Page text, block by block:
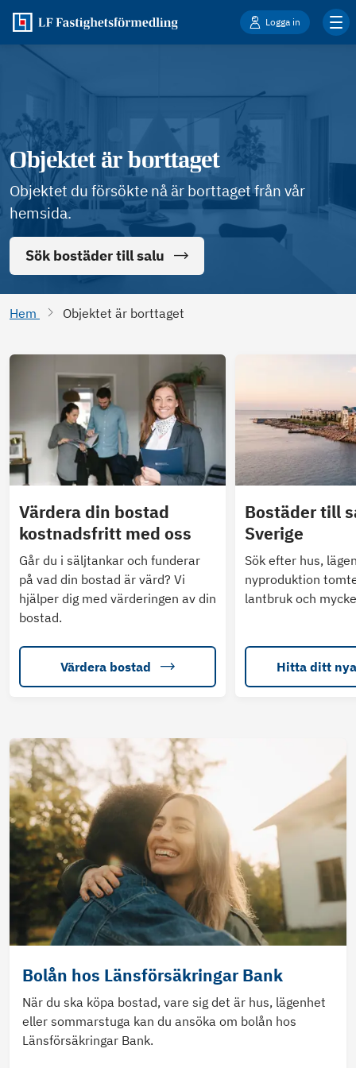
Logga in
Objektet är borttaget
Objektet du försökte nå är borttaget från vår
hemsida.
Sök bostäder till salu
Hem Objektet är borttaget
Värdera din bostad
kostnadsfritt med oss
Går du i säljtankar och funderar
på vad din bostad är värd? Vi
hjälper dig med värderingen av din
bostad.
Värdera bostad
Bostäder till
Sverige
Sök efter hus,
nyproduktion
lantbruk och
Hitta ditt
Bolån hos Länsförsäkringar Bank
När du ska köpa bostad, vare sig det är hus, lägenhet
eller sommarstuga kan du ansöka om bolån hos
Länsförsäkringar Bank.